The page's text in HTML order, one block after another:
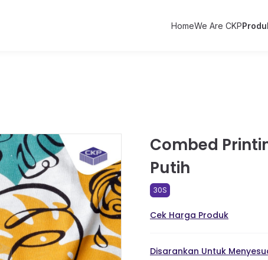
HomeWe Are CKP
Combed
Putih
30S
Cek Harga Produk
Disarankan Untuk